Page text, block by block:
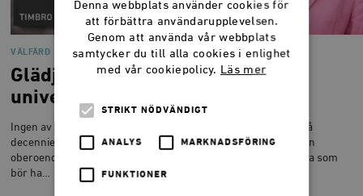
VÄLFÄRD
Glädjeutnämningarna av
univer(S)iteten
Ingen av de sex högskolor som blivit universitet de senaste två
decennierna håller måttet, enligt internationella rankningar. En
oberoende kommission borde granska dem för att avgöra vilka som
bör ha…
Denna webbplats använder cookies för
att förbättra användarupplevelsen.
Genom att använda vår webbplats
samtycker du till alla cookies i enlighet
med vår cookiepolicy. Läs mer
STRIKT NÖDVÄNDIGT
ANALYS MARKNADSFÖRING
FUNKTIONER